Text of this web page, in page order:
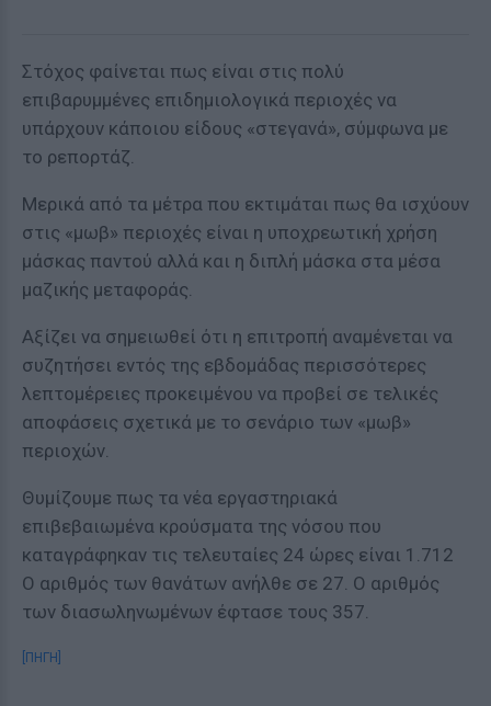
Στόχος φαίνεται πως είναι στις πολύ
επιβαρυμμένες επιδημιολογικά περιοχές να
υπάρχουν κάποιου είδους «στεγανά», σύμφωνα με
το ρεπορτάζ.
Μερικά από τα μέτρα που εκτιμάται πως θα ισχύουν
στις «μωβ» περιοχές είναι η υποχρεωτική χρήση
μάσκας παντού αλλά και η διπλή μάσκα στα μέσα
μαζικής μεταφοράς.
Αξίζει να σημειωθεί ότι η επιτροπή αναμένεται να
συζητήσει εντός της εβδομάδας περισσότερες
λεπτομέρειες προκειμένου να προβεί σε τελικές
αποφάσεις σχετικά με το σενάριο των «μωβ»
περιοχών.
Θυμίζουμε πως τα νέα εργαστηριακά
επιβεβαιωμένα κρούσματα της νόσου που
καταγράφηκαν τις τελευταίες 24 ώρες είναι 1.712
Ο αριθμός των θανάτων ανήλθε σε 27. Ο αριθμός
των διασωληνωμένων έφτασε τους 357.
[ΠΗΓΗ]